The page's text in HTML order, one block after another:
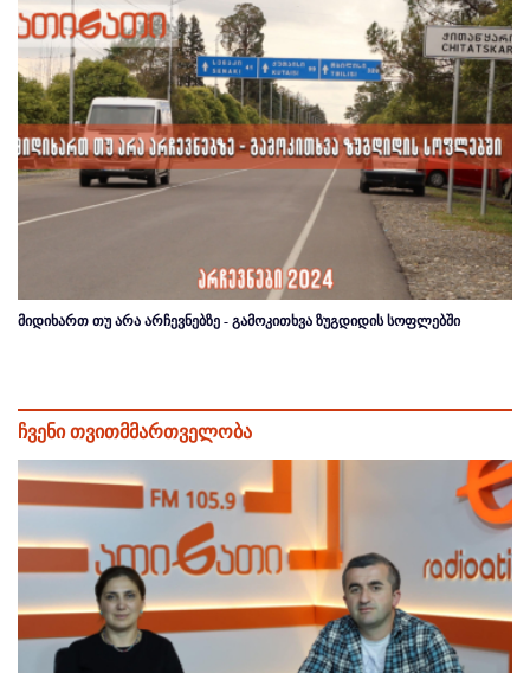
მიდიხართ თუ არა არჩევნებზე - გამოკითხვა ზუგდიდის სოფლებში
ჩვენი თვითმმართველობა